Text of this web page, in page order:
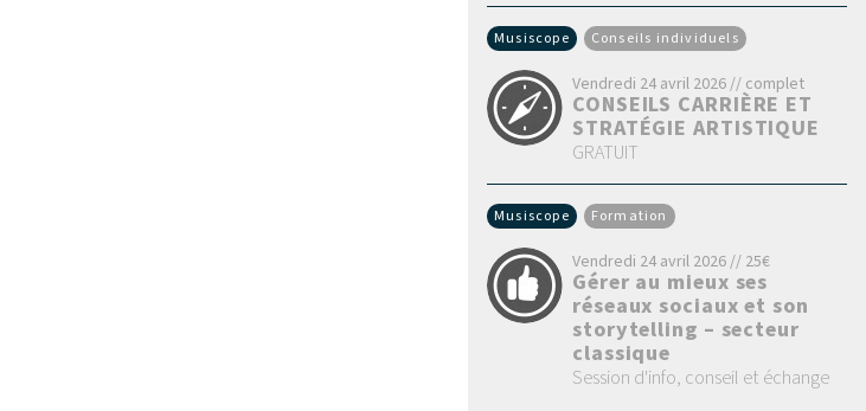
Musiscope Conseils individuels
Vendredi 24 avril 2026 // complet
CONSEILS CARRIÈRE ET
STRATÉGIE ARTISTIQUE
GRATUIT
Musiscope Formation
Vendredi 24 avril 2026 // 25€
Gérer au mieux ses
réseaux sociaux et son
storytelling – secteur
classique
Session d'info, conseil et échange